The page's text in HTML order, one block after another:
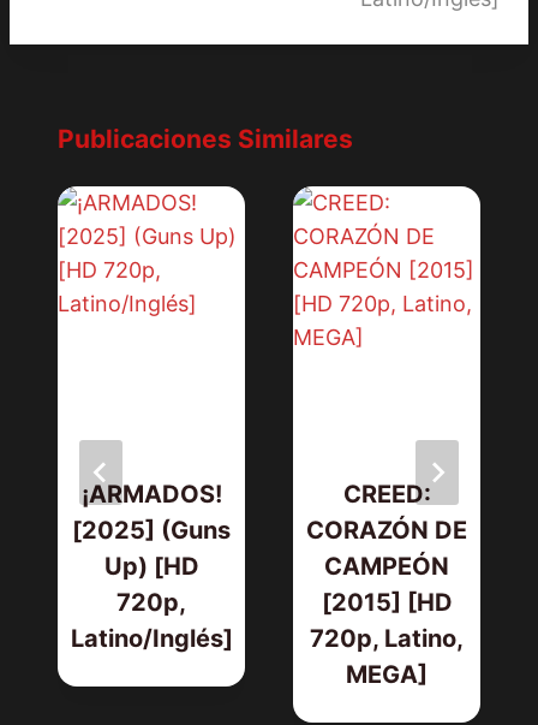
Publicaciones Similares
¡ARMADOS!
[2025] (Guns
Up) [HD
720p,
Latino/Inglés]
CREED:
CORAZÓN DE
CAMPEÓN
[2015] [HD
720p, Latino,
MEGA]